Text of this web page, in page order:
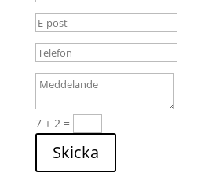
7 + 2=
Skicka